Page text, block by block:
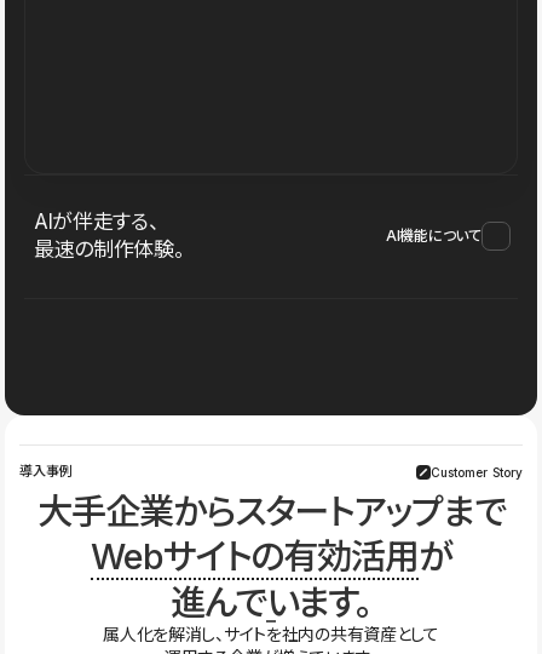
AIが伴走する、
最速の制作体験。
AI機能について
導入事例 Customer Story
大手企業からスタートアップまで
Webサイトの有効活用が
進んでいます。
属人化を解消し、サイトを社内の共有資産として